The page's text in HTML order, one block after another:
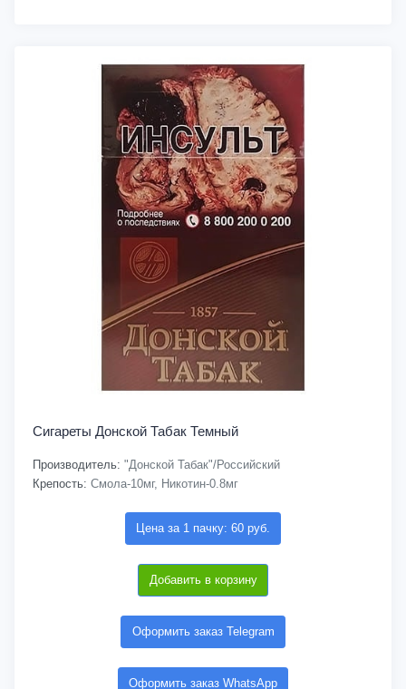
Сигареты Донской Табак Темный
Производитель: "Донской Табак"/Российский
Крепость: Смола-10мг, Никотин-0.8мг
Цена за 1 пачку: 60 руб.
Добавить в корзину
Оформить заказ Telegram
Оформить заказ WhatsApp